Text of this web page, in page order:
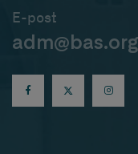
E-post
adm@bas.org